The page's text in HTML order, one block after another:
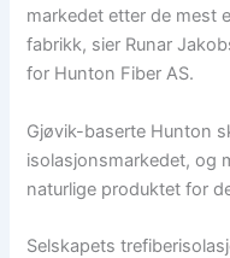
markedet etter de mest
fabrikk, sier Runar
for Hunton Fiber AS.
Gjøvik-baserte Hunton
isolasjonsmarkedet, og
naturlige produktet for
Selskapets